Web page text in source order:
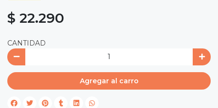
$ 22.290
CANTIDAD
Agregar al carro